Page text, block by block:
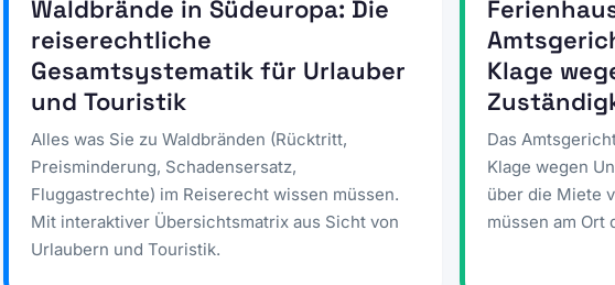
Waldbrände in Südeuropa: Die
reiserechtliche
Gesamtsystematik für Urlauber
und Touristik
Alles was Sie zu Waldbränden (Rücktritt,
Preisminderung, Schadensersatz,
Fluggastrechte) im Reiserecht wissen müssen.
Mit interaktiver Übersichtsmatrix aus Sicht von
Urlaubern und Touristik.
Klage
Das
Klage wegen
über die Miete
müssen am Ort